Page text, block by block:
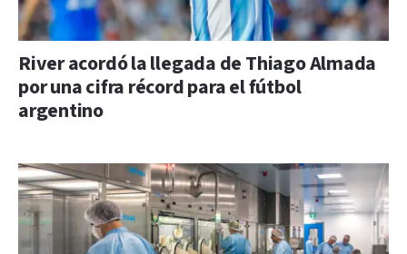
River acordó la llegada de Thiago Almada
por una cifra récord para el fútbol
argentino